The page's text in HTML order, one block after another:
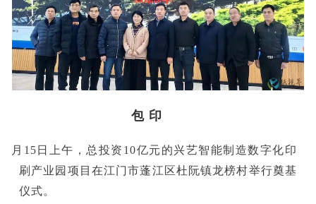
包 印
月15日上午，总投资10亿元的兴艺智能制造数字化印
刷产业园项目在江门市蓬江区杜阮镇龙榜村举行奠基
仪式。